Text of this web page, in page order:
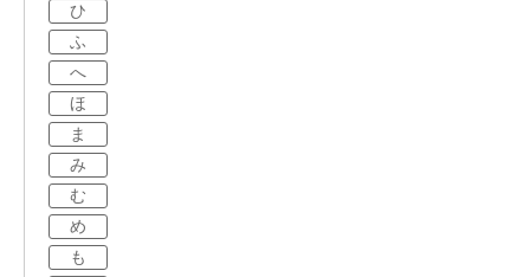
ひ
ふ
へ
ほ
ま
み
む
め
も